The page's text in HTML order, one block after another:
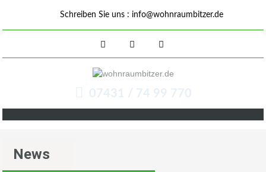
Schreiben Sie uns : info@wohnraumbitzer.de
07431 / 74 99 770
News